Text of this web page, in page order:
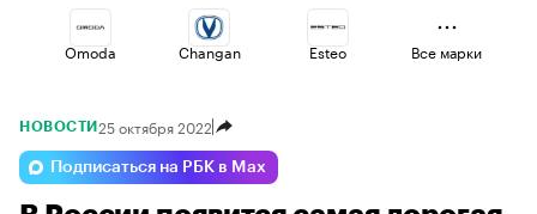
Omoda Changan Esteo
Voyah Geely
Все марки
НОВОСТИ 25 октября 2022
Подписаться на РБК в Max